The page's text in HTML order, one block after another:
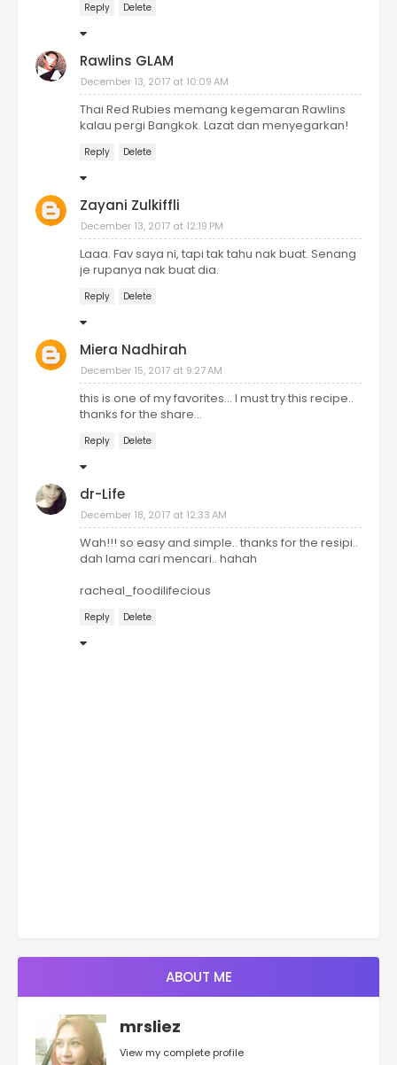
Reply Delete
Rawlins GLAM
December 13, 2017 at 10:09 AM
Thai Red Rubies memang kegemaran Rawlins
kalau pergi Bangkok. Lazat dan menyegarkan!
Reply Delete
Zayani Zulkiffli
December 13, 2017 at 12:19 PM
Laaa. Fav saya ni, tapi tak tahu nak buat. Senang
je rupanya nak buat dia.
Reply Delete
Miera Nadhirah
December 15, 2017 at 9:27 AM
this is one of my favorites... I must try this recipe..
thanks for the share...
Reply Delete
dr-Life
December 18, 2017 at 12:33 AM
Wah!!! so easy and simple.. thanks for the resipi..
dah lama cari mencari.. hahah
racheal_foodilifecious
Reply Delete
ABOUT ME
mrsliez
View my complete profile